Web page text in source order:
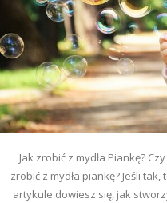
Jak zrobić z mydła Piankę?
zrobić z mydła piankę? Jeśli
artykule dowiesz się, jak